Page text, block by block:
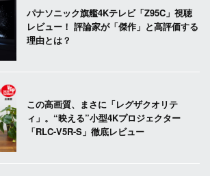
パナソニック旗艦4Kテレビ「Z95C」視聴
レビュー！ 評論家が「傑作」と高評価する
理由とは？
この高画質、まさに「レグザクオリテ
ィ」。“映える”小型4Kプロジェクター
「RLC-V5R-S」徹底レビュー